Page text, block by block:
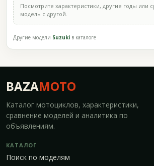
Посмотрите характеристики, другие годы или
модель с другой.
Другие модели Suzuki в каталоге
BAZAMOTO
Каталог мотоциклов, характеристики,
сравнение моделей и аналитика по
объявлениям.
КАТАЛОГ
Поиск по моделям